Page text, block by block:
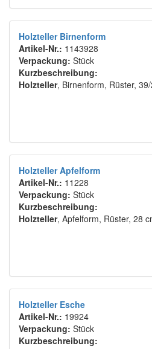
Holzteller Birnenform
Artikel-Nr.: 1143928
Verpackung: Stück
Kurzbeschreibung:
Holzteller, Birnenform, Rüster,
Holzteller Apfelform
Artikel-Nr.: 11228
Verpackung: Stück
Kurzbeschreibung:
Holzteller, Apfelform, Rüster, 28
Holzteller Esche
Artikel-Nr.: 19924
Verpackung: Stück
Kurzbeschreibung: